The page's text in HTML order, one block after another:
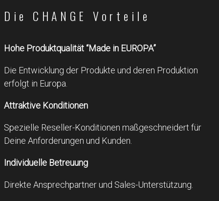
Die CHANGE Vorteile
Hohe Produktqualität “Made in EUROPA”
Die Entwicklung der Produkte und deren Produktion
erfolgt in Europa.
Attraktive Konditionen
Spezielle Reseller-Konditionen maßgeschneidert für
Deine Anforderungen und Kunden.
Individuelle Betreuung
Direkte Ansprechpartner und Sales-Unterstützung.